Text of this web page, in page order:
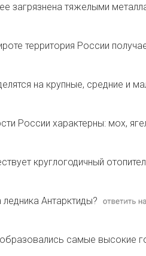
загрязнена тяжелыми
территория России
на крупные, средние и
России характерны: мох,
круглогодичный
Антарктиды?
образовались самые высокие